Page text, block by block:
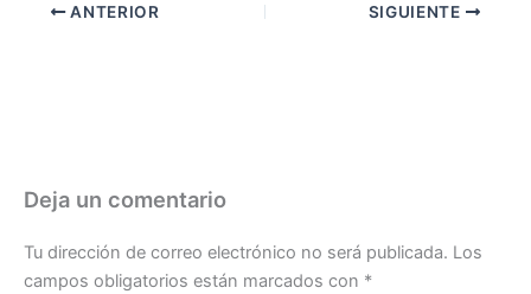
ANTERIOR SIGUIENTE
Deja un comentario
Tu dirección de correo electrónico no será publicada. Los
campos obligatorios están marcados con *